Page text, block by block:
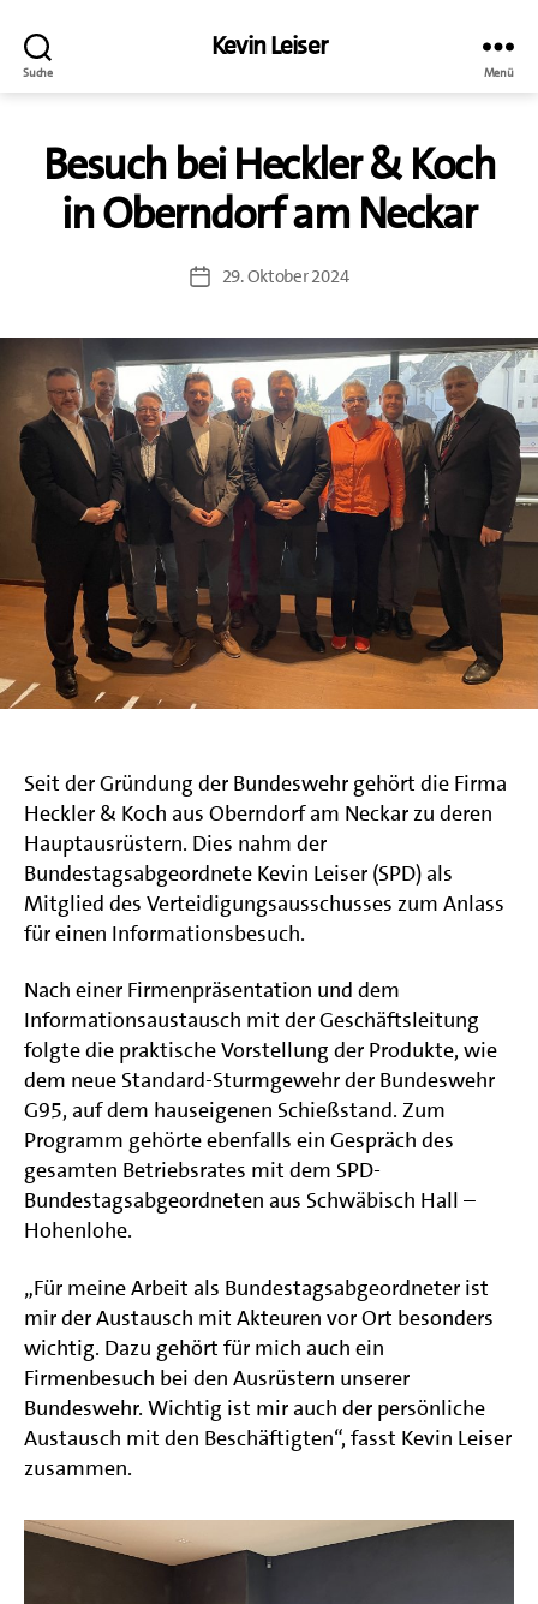
Suche
Kevin Leiser
Menü
Besuch bei Heckler & Koch
in Oberndorf am Neckar
Beitragsdatum
29. Oktober 2024
Seit der Gründung der Bundeswehr gehört die Firma
Heckler & Koch aus Oberndorf am Neckar zu deren
Hauptausrüstern. Dies nahm der
Bundestagsabgeordnete Kevin Leiser (SPD) als
Mitglied des Verteidigungsausschusses zum Anlass
für einen Informationsbesuch.
Nach einer Firmenpräsentation und dem
Informationsaustausch mit der Geschäftsleitung
folgte die praktische Vorstellung der Produkte, wie
dem neue Standard-Sturmgewehr der Bundeswehr
G95, auf dem hauseigenen Schießstand. Zum
Programm gehörte ebenfalls ein Gespräch des
gesamten Betriebsrates mit dem SPD-
Bundestagsabgeordneten aus Schwäbisch Hall –
Hohenlohe.
„Für meine Arbeit als Bundestagsabgeordneter ist
mir der Austausch mit Akteuren vor Ort besonders
wichtig. Dazu gehört für mich auch ein
Firmenbesuch bei den Ausrüstern unserer
Bundeswehr. Wichtig ist mir auch der persönliche
Austausch mit den Beschäftigten“, fasst Kevin Leiser
zusammen.